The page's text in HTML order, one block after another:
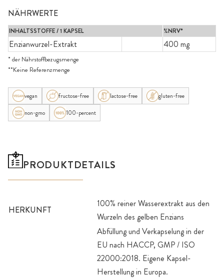
NÄHRWERTE
INHALTSSTOFFE / 1 KAPSEL %NRV*
Enzianwurzel-Extrakt 400 mg
* der Nährstoffbezugsmenge
**Keine Referenzmenge
vegan fructose-free lactose-free
gluten-free
non-gmo
100-percent
PRODUKTDETAILS
HERKUNFT
100% reiner Wasserextrakt aus den
Wurzeln des gelben Enzians
Abfüllung und Verkapselung in der
EU nach HACCP, GMP / ISO
22000:2018. Eigene Kapsel-
Herstellung in Europa.